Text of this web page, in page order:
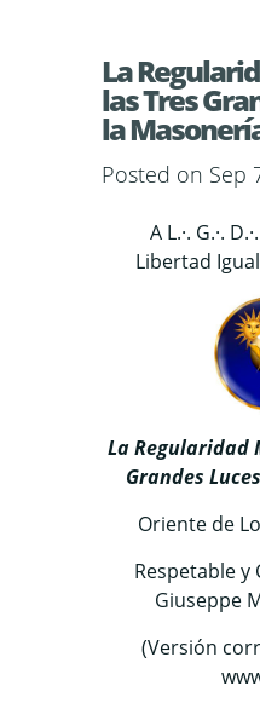
La
las Tres
la
Posted on Sep
A L.·. G.·.
Libertad
La Regularidad
Grandes
Oriente de
Respetable y
Giuseppe
(Versión